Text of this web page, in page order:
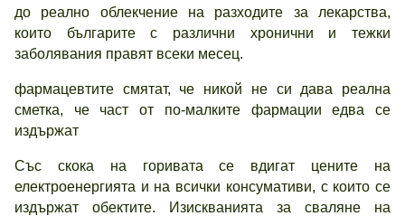
до реално облекчение на разходите за лекарства,
които българите с различни хронични и тежки
заболявания правят всеки месец.
фармацевтите смятат, че никой не си дава реална
сметка, че част от по-малките фармации едва се
издържат
Със скока на горивата се вдигат цените на
електроенергията и на всички консумативи, с които се
издържат обектите. Изискванията за сваляне на